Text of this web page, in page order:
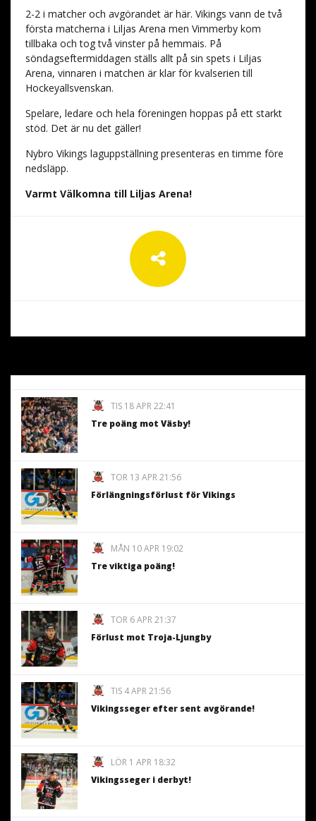
2-2 i matcher och avgörandet är här. Vikings vann de två
första matcherna i Liljas Arena men Vimmerby kom
tillbaka och tog två vinster på hemmais. På
söndagseftermiddagen ställs allt på sin spets i Liljas
Arena, vinnaren i matchen är klar för kvalserien till
Hockeyallsvenskan.
Spelare, ledare och hela föreningen hoppas på ett starkt
stöd. Det är nu det gäller!
Nybro Vikings laguppställning presenteras en timme före
nedsläpp.
Varmt Välkomna till Liljas Arena!
TIS 18 APR 22:41
Tre poäng mot Väsby!
TOR 13 APR 21:56
Förlängningsförlust för Vikings
MÅN 10 APR 19:02
Tre viktiga poäng!
TOR 6 APR 21:37
Förlust mot Troja-Ljungby
TIS 4 APR 21:56
Vikingsseger efter sent avgörande!
LÖR 1 APR 18:32
Vikingsseger i derbyt!